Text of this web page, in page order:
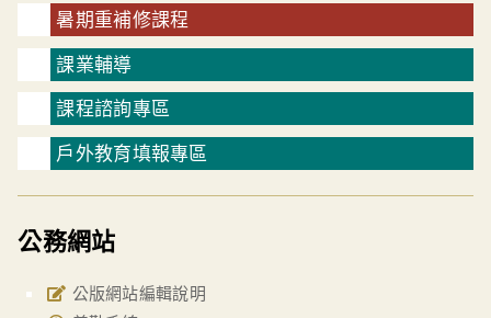
暑期重補修課程
課業輔導
課程諮詢專區
戶外教育填報專區
公務網站
公版網站編輯說明